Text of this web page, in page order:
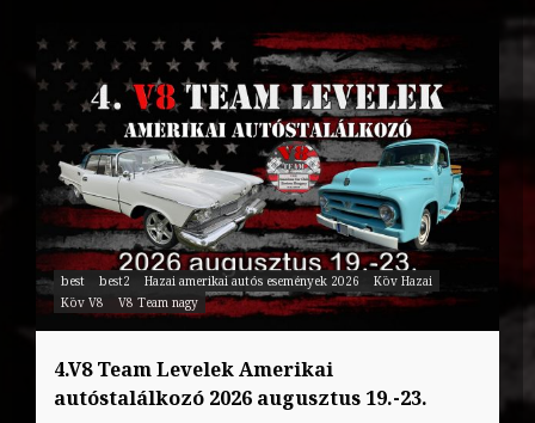
best best2 Hazai amerikai autós események 2026
Köv Hazai
Köv V8
V8 Team nagy
4.V8 Team Levelek Amerikai
autóstalálkozó 2026 augusztus 19.-23.